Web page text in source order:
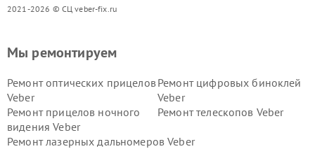
2021-2026 © СЦ veber-fix.ru
Мы ремонтируем
Ремонт оптических прицелов
Veber
Ремонт цифровых биноклей
Veber
Ремонт прицелов ночного
видения Veber
Ремонт телескопов Veber
Ремонт лазерных дальномеров Veber